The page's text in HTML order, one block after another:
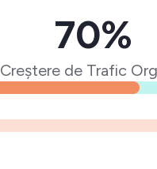
70%
Creștere de Trafic